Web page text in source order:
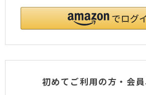
初めてご利用の方・会